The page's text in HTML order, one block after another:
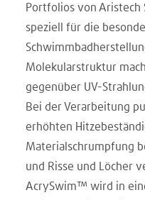
Portfolios von Aristech
speziell für die
Molekularstruktur
gegenüber UV-
Bei der Verarbeitung
erhöhten
Materialschrumpfung
und Risse und Löcher
AcrySwim™ wird in